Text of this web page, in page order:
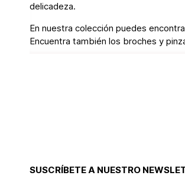
delicadeza.
En nuestra colección puedes
Encuentra también los broches y
SUSCRÍBETE A NUESTRO